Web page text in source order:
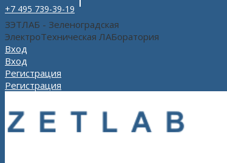
+7 495 739-39-19
ЗЭТЛАБ - Зеленоградская
ЭлектроТехническая ЛАБоратория
Вход
Вход
Регистрация
Регистрация